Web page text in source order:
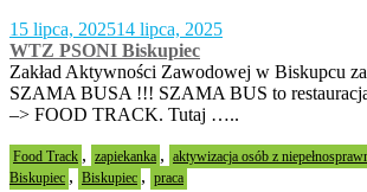
15 lipca, 202514 lipca, 2025
WTZ PSONI Biskupiec
Zakład Aktywności Zawodowej w Biskupcu
SZAMA BUSA !!! SZAMA BUS to restauracja
–> FOOD TRACK. Tutaj …..
Food Track , zapiekanka , aktywizacja osób z
Biskupiec , Biskupiec , praca